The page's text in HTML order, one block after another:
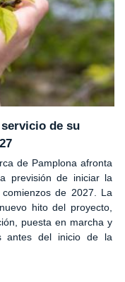
de su
de Pamplona afronta
previsión de iniciar la
de 2027. La
hito del proyecto,
puesta en marcha y
antes del inicio de la